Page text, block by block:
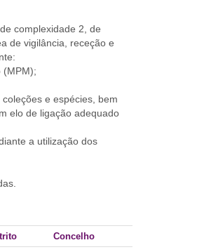
complexidade 2, de
de vigilância, receção e
(MPM);
e espécies, bem
elo de ligação adequado
a utilização dos
Concelho